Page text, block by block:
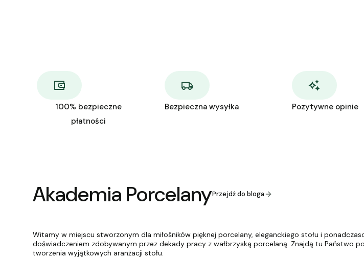
100% bezpieczne
płatności
Bezpieczna wysyłka Pozytywne opinie
Akademia PorcelanyPrzejdź do bloga
Witamy w miejscu stworzonym dla miłośników pięknej porcelany, eleganckiego stołu i
doświadczeniem zdobywanym przez dekady pracy z wałbrzyską porcelaną. Znajdą tu Państwo
tworzenia wyjątkowych aranżacji stołu.